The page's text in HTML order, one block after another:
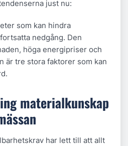
just nu:
som kan hindra
nedgång. Den
höga energipriser och
är tre stora faktorer som kan
materialkunskap
har lett till att allt